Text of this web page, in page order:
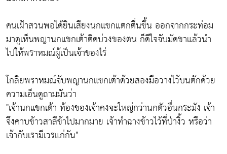
คนเฝ้าสวนพอได้ยินเสียงนกแขกแตกตื่นขึ้น ออกจากกระท่อม
มาดูเห็นพญานกแขกเต้าติดบ่วงของตน ก็ดีใจจับมัดขาแล้วนำ
ไปให้พราหมณ์ผู้เป็นเจ้าของไร่
โกลิยพราหมณ์จับพญานกแขกเต้าด้วยสองมือวางไว้บนตักด้วย
ความเอ็นดูถามมันว่า
"เจ้านกแขกเต้า ท้องของเจ้าคงจะใหญ่กว่านกตัวอื่นกระมัง เจ้า
จึงคาบข้าวสาลีข้าไปมากมาย เจ้าทำฉางข้าวไว้ที่ป่างิ้ว หรือว่า
เจ้ากับเรามีเวรแก่กัน"